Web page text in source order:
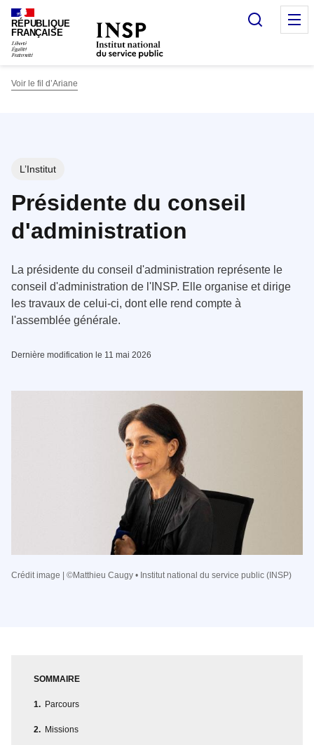
Panneau de gestion des cookies
RÉPUBLIQUE
FRANÇAISE
Voir le fil d’Ariane
L’Institut
Présidente du conseil
d'administration
La présidente du conseil d'administration représente le
conseil d'administration de l'INSP. Elle organise et dirige
les travaux de celui-ci, dont elle rend compte à
l'assemblée générale.
Dernière modification le 11 mai 2026
Crédit image | ©Matthieu Caugy • Institut national du service public (INSP)
SOMMAIRE
Parcours
Missions